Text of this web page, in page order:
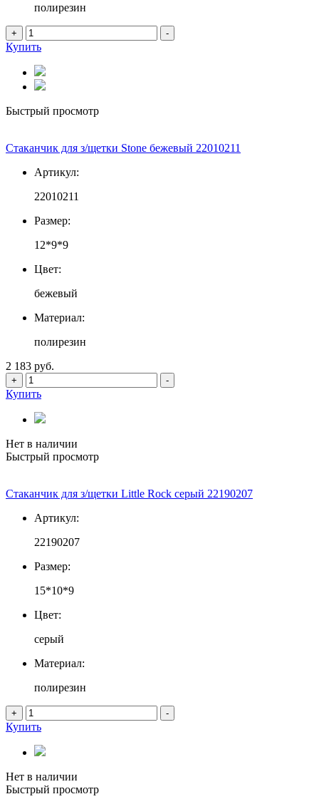
полирезин
+ -
Купить
Быстрый просмотр
Стаканчик для з/щетки Stone бежевый 22010211
Артикул:
22010211
Размер:
12*9*9
Цвет:
бежевый
Материал:
полирезин
2 183 руб.
+ -
Купить
Нет в наличии
Быстрый просмотр
Стаканчик для з/щетки Little Rock серый 22190207
Артикул:
22190207
Размер:
15*10*9
Цвет:
серый
Материал:
полирезин
+ -
Купить
Нет в наличии
Быстрый просмотр